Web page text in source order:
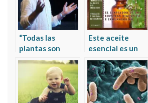
“Todas las
plantas son
sagradas”
Entrevista a
Enrique Sanz
Bascuñana
Este aceite
esencial es un
superantibiótico